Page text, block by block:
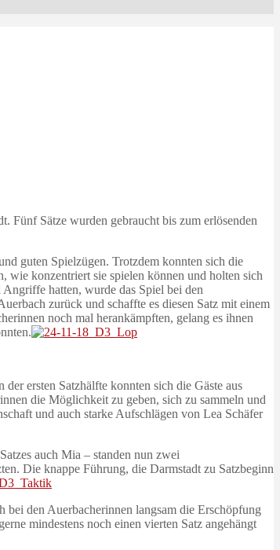
Fünf Sätze wurden gebraucht bis zum erlösenden
guten Spielzügen. Trotzdem konnten sich die
wie konzentriert sie spielen können und holten sich
hatten, wurde das Spiel bei den
zurück und schaffte es diesen Satz mit einem
noch mal herankämpften, gelang es ihnen
ersten Satzhälfte konnten sich die Gäste aus
die Möglichkeit zu geben, sich zu sammeln und
und auch starke Aufschlägen von Lea Schäfer
auch Mia – standen nun zwei
Die knappe Führung, die Darmstadt zu Satzbeginn
den Auerbacherinnen langsam die Erschöpfung
mindestens noch einen vierten Satz angehängt